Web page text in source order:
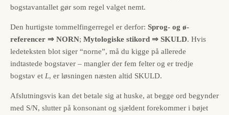
bogstavantallet gør som regel valget nemt.
Den hurtigste tommelfingerregel er derfor: Sprog- og ø-
referencer ⇒ NORN; Mytologiske stikord ⇒ SKULD. Hvis
ledeteksten blot siger “norne”, må du kigge på allerede
indtastede bogstaver – mangler der fem felter og er tredje
bogstav et L, er løsningen næsten altid SKULD.
Afslutningsvis kan det betale sig at huske, at begge ord begynder
med S/N, slutter på konsonant og sjældent forekommer i bøjet